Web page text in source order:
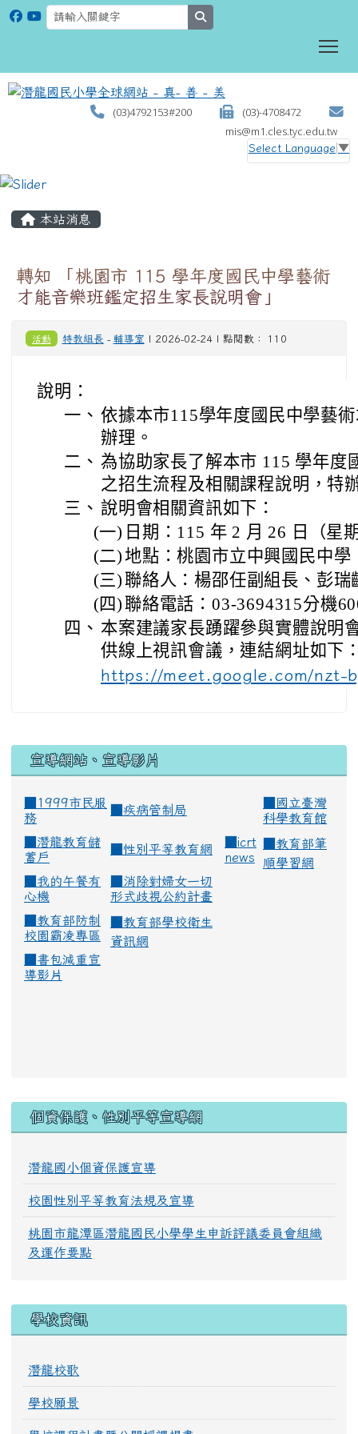
(03)4792153#200
(03)-4708472
mis@m1.cles.tyc.edu.tw
Select Language ▼
本站消息
轉知 「桃園市 115 學年度國民中學藝術
才能音樂班鑑定招生家長說明會」
活動 特教組長 - 輔導室 | 2026-02-24 | 點閱數： 110
說明：
一、 依據本市115學年度國民中學藝
辦理。
二、 為協助家長了解本市 115 學年度
之招生流程及相關課程說明，特
三、 說明會相關資訊如下：
(一) 日期：115 年 2 月 26 日（星
(二)地點：桃園市立中興國民中學
(三) 聯絡人：楊邵任副組長、彭瑞
(四) 聯絡電話：03-3694315分機
四、 本案建議家長踴躍參與實體說明
供線上視訊會議，連結網址如下
https://meet.google.com/nzt-
宣導網站、宣導影片
■1999市民服
務
疾病管制局
國立臺灣
科學教育館
潛龍教育儲
蓄戶
性別平等教育網
icrt
news
教育部筆
順學習網
我的午餐有
心機
消除對婦女一切
形式歧視公約計畫
教育部防制
校園霸凌專區
教育部學校衛生
資訊網
書包減重宣
導影片
個資保護、性別平等宣導網
潛龍國小個資保護宣導
校園性別平等教育法規及宣導
桃園市龍潭區潛龍國民小學學生申訴評議委員會組織
及運作要點
學校資訊
潛龍校歌
學校願景